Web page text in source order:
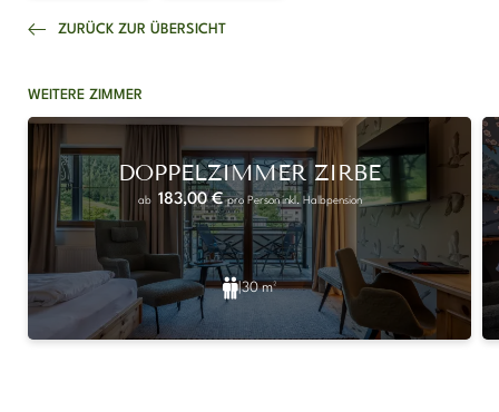
ZURÜCK ZUR ÜBERSICHT
WEITERE ZIMMER
DOPPELZIMMER ZIRBE
ab 183,00 €pro Person inkl. Halbpension
|30 m²
Newsletteranmeldung